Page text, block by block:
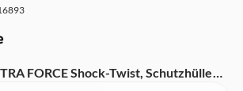
FORCE Shock-Twist, Schutzhülle